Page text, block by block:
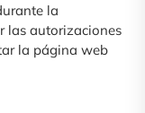
la
las autorizaciones
la página web